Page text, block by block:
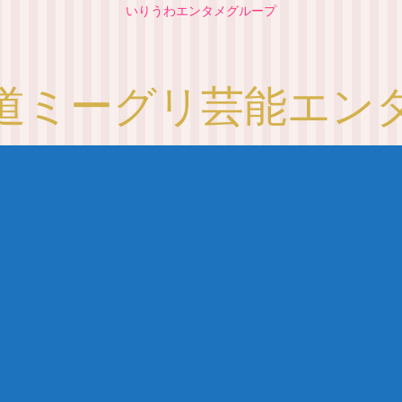
いりうわエンタメグループ
ミーグリ芸能エン